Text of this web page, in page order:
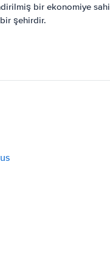
bir ekonomiye
şehirdir.